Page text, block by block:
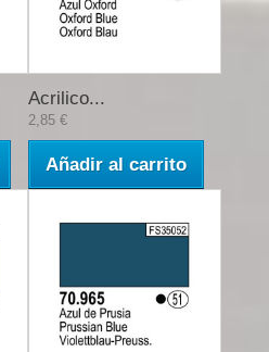
Acrilico...
2,85 €
Añadir al carrito